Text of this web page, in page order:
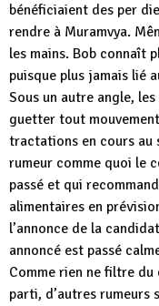
bénéficiaient des per
rendre à Muramvya.
les mains. Bob connaît
puisque plus jamais lié
Sous un autre angle,
guetter tout
tractations en cours au
rumeur comme quoi le
passé et qui
alimentaires en
l’annonce de la
annoncé est passé
Comme rien ne filtre
parti, d’autres rumeurs